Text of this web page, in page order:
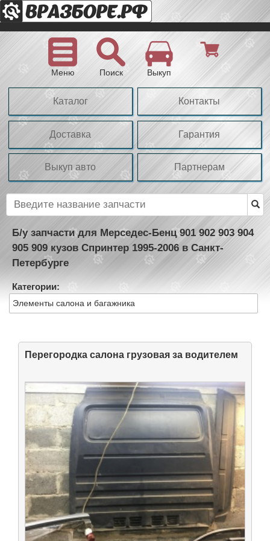
Меню Поиск Выкуп
Каталог Контакты
Доставка Гарантия
Выкуп авто Партнерам
Б/у запчасти для Мерседес-Бенц 901 902 903 904
905 909 кузов Спринтер 1995-2006 в Санкт-
Петербурге
Категории:
Элементы салона и багажника
Перегородка салона грузовая за водителем